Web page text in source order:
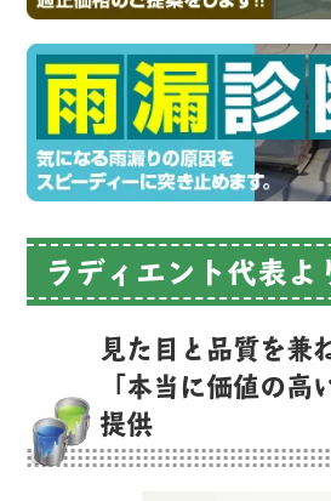
ラディエント代表よ
見た目と品質を兼
「本当に価値の高
提供